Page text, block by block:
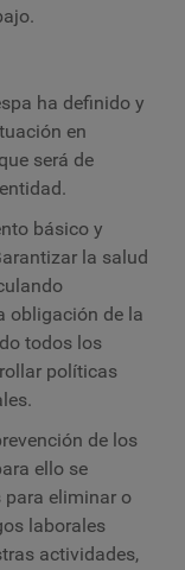
ha definido y
en
será de
básico y
la salud
obligación de la
todos los
políticas
de los
ello se
para eliminar o
laborales
actividades,